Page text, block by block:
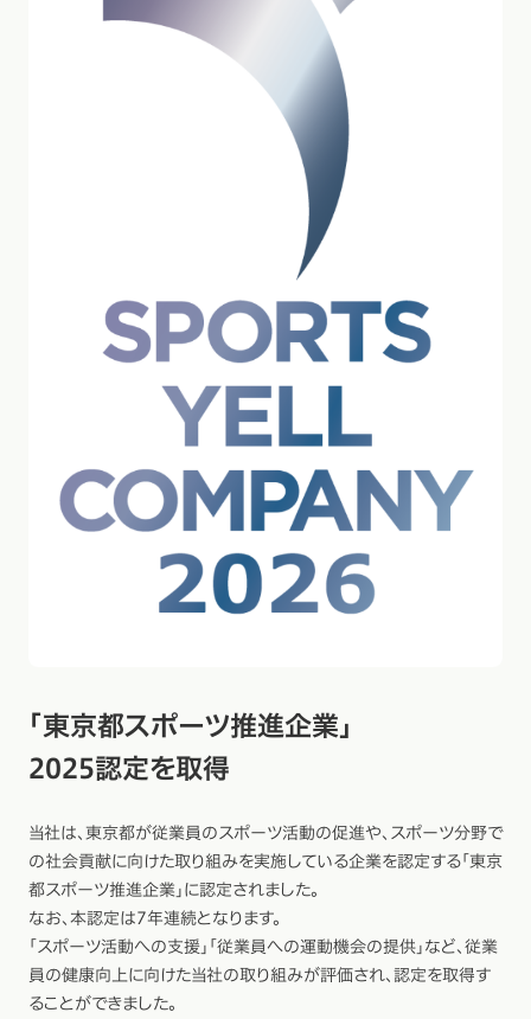
「東京都スポーツ推進企業」
2025認定を取得
当社は、東京都が従業員のスポーツ活動の促進や、スポーツ分野で
の社会貢献に向けた取り組みを実施している企業を認定する「東京
都スポーツ推進企業」に認定されました。
なお、本認定は7年連続となります。
「スポーツ活動への支援」「従業員への運動機会の提供」など、従業
員の健康向上に向けた当社の取り組みが評価され、認定を取得す
ることができました。